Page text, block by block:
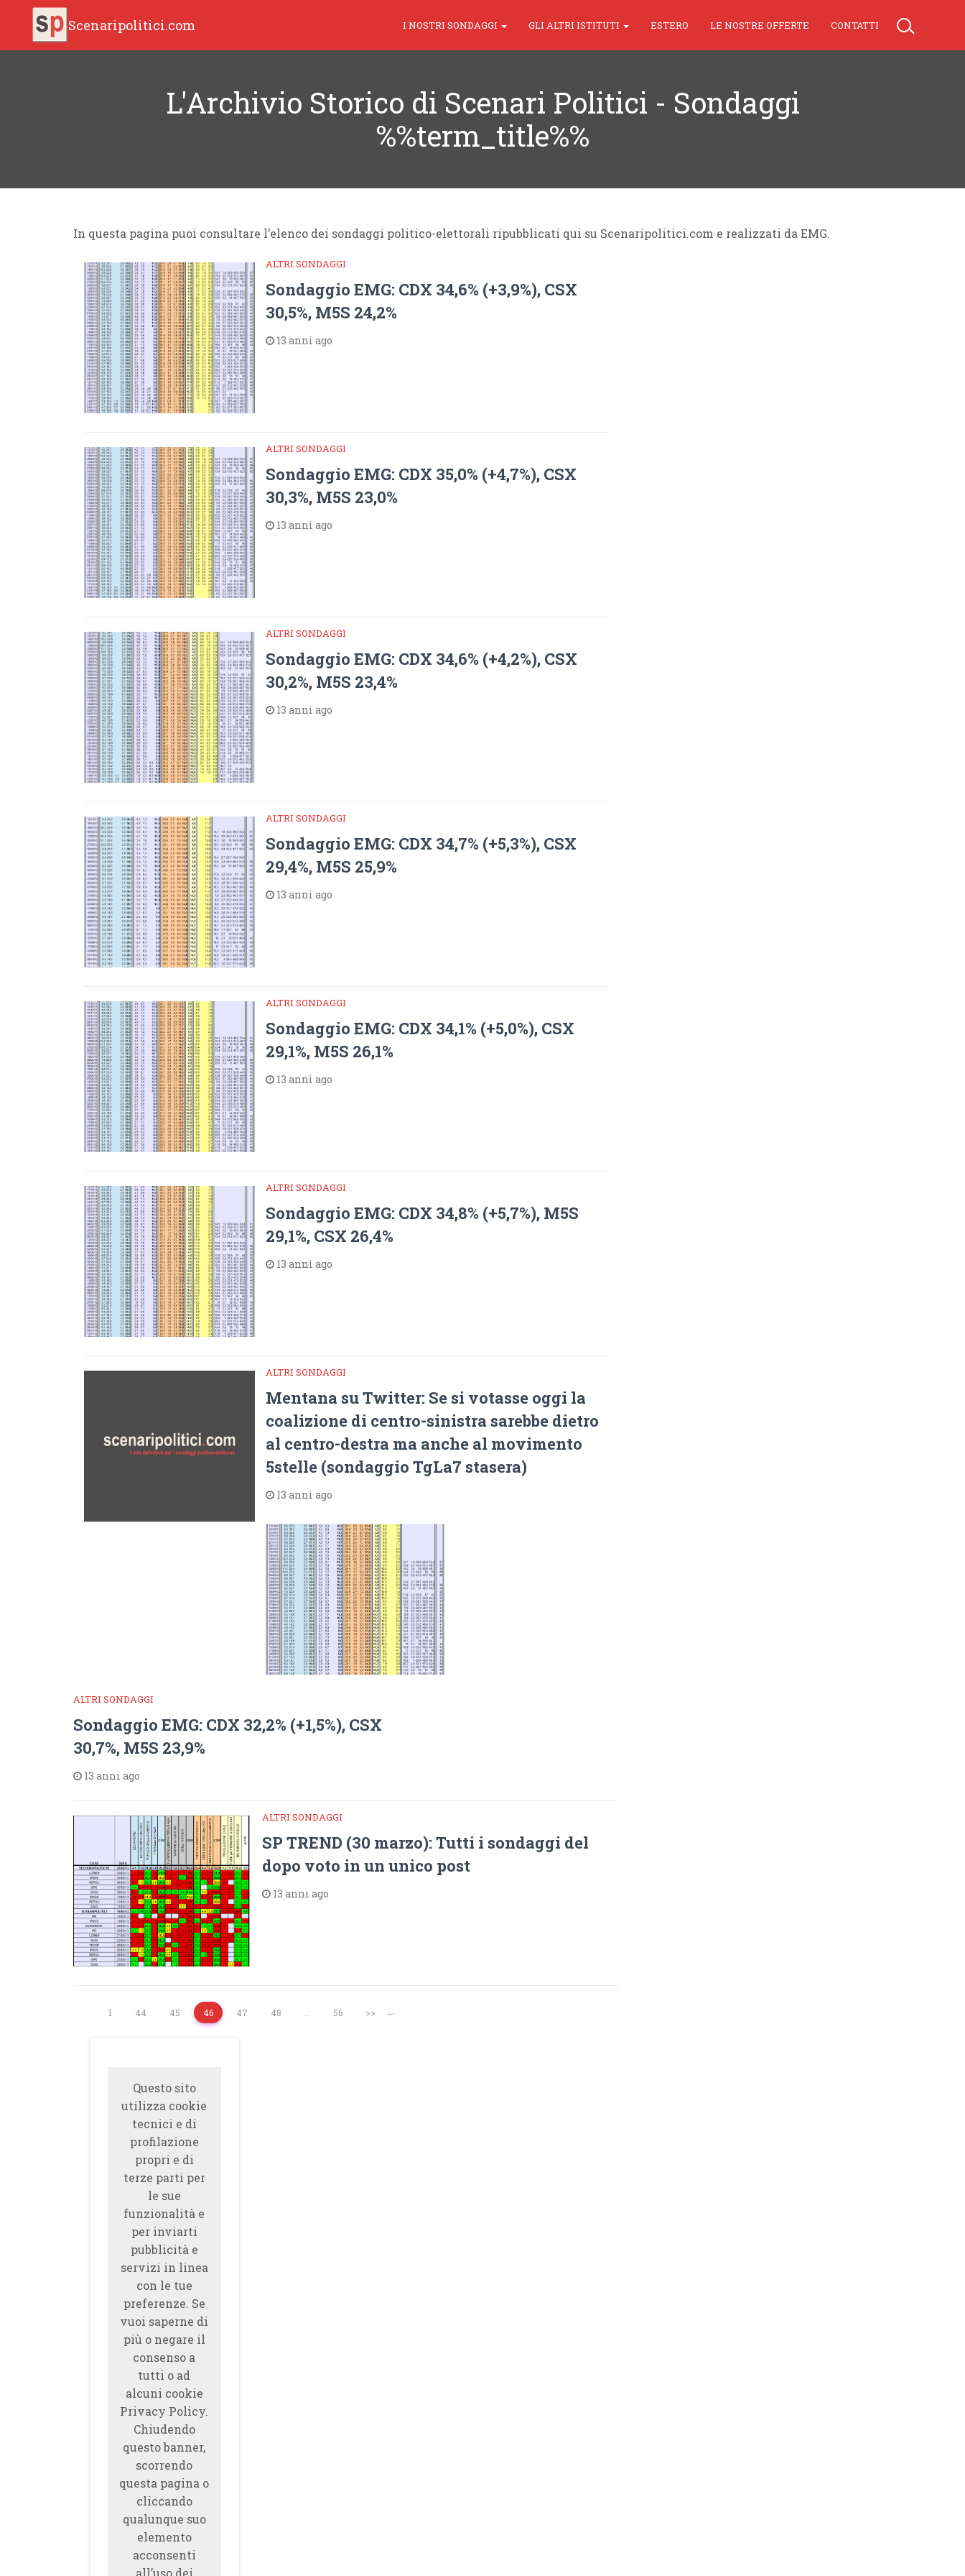
Scenaripolitici.com I NOSTRI SONDAGGI GLI ALTRI ISTITUTI ESTERO LE NOSTRE OFFERTE CONTATTI
L'Archivio Storico di Scenari Politici - Sondaggi
%%term_title%%
In questa pagina puoi consultare l’elenco dei sondaggi politico-elettorali ripubblicati qui su Scenaripolitici.com e realizzati da EMG.
ALTRI SONDAGGI
Sondaggio EMG: CDX 34,6% (+3,9%), CSX
30,5%, M5S 24,2%
13 anni ago
ALTRI SONDAGGI
Sondaggio EMG: CDX 35,0% (+4,7%), CSX
30,3%, M5S 23,0%
13 anni ago
ALTRI SONDAGGI
Sondaggio EMG: CDX 34,6% (+4,2%), CSX
30,2%, M5S 23,4%
13 anni ago
ALTRI SONDAGGI
Sondaggio EMG: CDX 34,7% (+5,3%), CSX
29,4%, M5S 25,9%
13 anni ago
ALTRI SONDAGGI
Sondaggio EMG: CDX 34,1% (+5,0%), CSX
29,1%, M5S 26,1%
13 anni ago
ALTRI SONDAGGI
Sondaggio EMG: CDX 34,8% (+5,7%), M5S
29,1%, CSX 26,4%
13 anni ago
ALTRI SONDAGGI
Mentana su Twitter: Se si votasse oggi la
coalizione di centro-sinistra sarebbe dietro
al centro-destra ma anche al movimento
5stelle (sondaggio TgLa7 stasera)
13 anni ago
ALTRI SONDAGGI
Sondaggio EMG: CDX 32,2% (+1,5%), CSX
30,7%, M5S 23,9%
13 anni ago
ALTRI SONDAGGI
SP TREND (30 marzo): Tutti i sondaggi del
dopo voto in un unico post
13 anni ago
1 …
44 45 46 47 48 56 >>
Questo sito
utilizza cookie
tecnici e di
profilazione
propri e di
terze parti per
le sue
funzionalità e
per inviarti
pubblicità e
servizi in linea
con le tue
preferenze. Se
vuoi saperne di
più o negare il
consenso a
tutti o ad
alcuni cookie
Privacy Policy.
Chiudendo
questo banner,
scorrendo
questa pagina o
cliccando
qualunque suo
elemento
acconsenti
all’uso dei